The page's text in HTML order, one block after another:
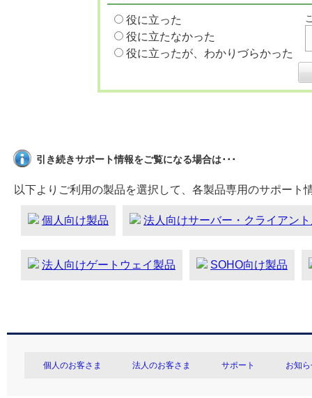
役に立った
役に立たなかった
役に立ったが、わかりづらかった
引き続きサポート情報をご覧になる場合は･･･
以下よりご利用の製品を選択して、各製品専用のサポート
個人向け製品 法人向けサーバー・クライアン
法人向けゲートウェイ製品 SOHO向け製品
個人のお客さま 法人のお客さま サポート お知